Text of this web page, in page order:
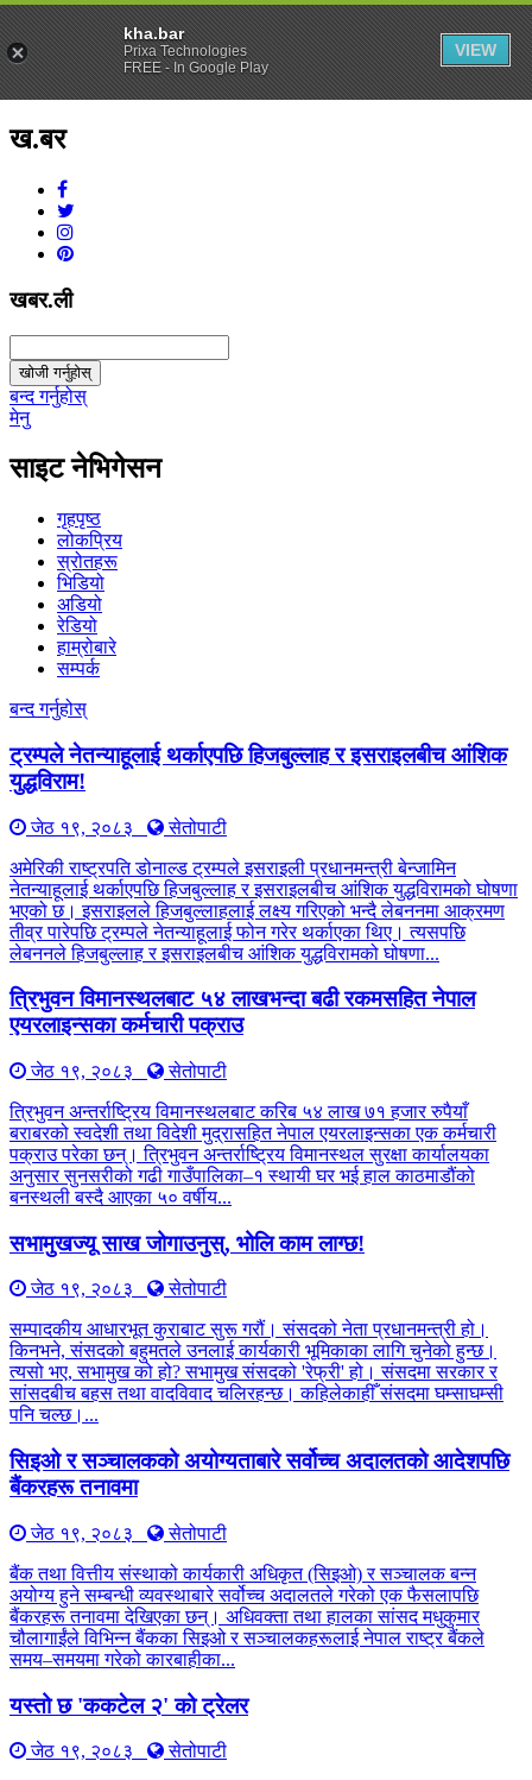
ख.बर
खबर.ली
खोजी गर्नुहोस्
बन्द गर्नुहोस्
मेनु
साइट नेभिगेसन
गृहपृष्ठ
लोकप्रिय
स्रोतहरू
भिडियो
अडियो
रेडियो
हाम्रोबारे
सम्पर्क
बन्द गर्नुहोस्
ट्रम्पले नेतन्याहूलाई थर्काएपछि हिजबुल्लाह र इसराइलबीच आंशिक
युद्धविराम!
जेठ १९, २०८३
सेतोपाटी
अमेरिकी राष्ट्रपति डोनाल्ड ट्रम्पले इसराइली प्रधानमन्त्री बेन्जामिन
नेतन्याहूलाई थर्काएपछि हिजबुल्लाह र इसराइलबीच आंशिक युद्धविरामको घोषणा
भएको छ। इसराइलले हिजबुल्लाहलाई लक्ष्य गरिएको भन्दै लेबननमा आक्रमण
तीव्र पारेपछि ट्रम्पले नेतन्याहूलाई फोन गरेर थर्काएका थिए। त्यसपछि
लेबननले हिजबुल्लाह र इसराइलबीच आंशिक युद्धविरामको घोषणा...
त्रिभुवन विमानस्थलबाट ५४ लाखभन्दा बढी रकमसहित नेपाल
एयरलाइन्सका कर्मचारी पक्राउ
जेठ १९, २०८३
सेतोपाटी
त्रिभुवन अन्तर्राष्ट्रिय विमानस्थलबाट करिब ५४ लाख ७१ हजार रुपैयाँ
बराबरको स्वदेशी तथा विदेशी मुद्रासहित नेपाल एयरलाइन्सका एक कर्मचारी
पक्राउ परेका छन्। त्रिभुवन अन्तर्राष्ट्रिय विमानस्थल सुरक्षा कार्यालयका
अनुसार सुनसरीको गढी गाउँपालिका–१ स्थायी घर भई हाल काठमाडौंको
बनस्थली बस्दै आएका ५० वर्षीय...
सभामुखज्यू साख जोगाउनुस्, भोलि काम लाग्छ!
जेठ १९, २०८३
सेतोपाटी
सम्पादकीय आधारभूत कुराबाट सुरू गरौं। संसदको नेता प्रधानमन्त्री हो।
किनभने, संसदको बहुमतले उनलाई कार्यकारी भूमिकाका लागि चुनेको हुन्छ।
त्यसो भए, सभामुख को हो? सभामुख संसदको 'रेफ्री' हो। संसदमा सरकार र
सांसदबीच बहस तथा वादविवाद चलिरहन्छ। कहिलेकाहीँ संसदमा घम्साघम्सी
पनि चल्छ।...
सिइओ र सञ्चालकको अयोग्यताबारे सर्वोच्च अदालतको आदेशपछि
बैंकरहरू तनावमा
जेठ १९, २०८३
सेतोपाटी
बैंक तथा वित्तीय संस्थाको कार्यकारी अधिकृत (सिइओ) र सञ्चालक बन्न
अयोग्य हुने सम्बन्धी व्यवस्थाबारे सर्वोच्च अदालतले गरेको एक फैसलापछि
बैंकरहरू तनावमा देखिएका छन्। अधिवक्ता तथा हालका सांसद मधुकुमार
चौलागाईंले विभिन्न बैंकका सिइओ र सञ्चालकहरूलाई नेपाल राष्ट्र बैंकले
समय–समयमा गरेको कारबाहीका...
यस्तो छ 'ककटेल २' को ट्रेलर
जेठ १९, २०८३
सेतोपाटी
kha.bar
Prixa Technologies
FREE - In Google Play
VIEW